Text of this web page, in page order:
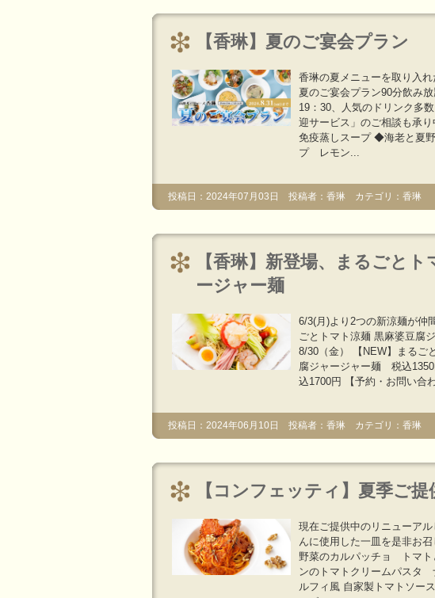
【香琳】夏のご宴会プラン
香琳の夏メニューを取り入
夏のご宴会プラン90分飲み
19：30、人気のドリンク多
迎サービス」のご相談も承
免疫蒸しスープ ◆海老と夏
プ レモン...
投稿日：2024年07月03日 投稿者：香琳 カテゴリ：香琳
【香琳】新登場、まるごと
ージャー麺
6/3(月)より2つの新涼麺が仲
ごとトマト涼麺 黒麻婆豆腐
8/30（金） 【NEW】まる
腐ジャージャー麺 税込
込1700円 【予約・お問い合
投稿日：2024年06月10日 投稿者：香琳 カテゴリ：香琳
【コンフェッティ】夏季ご
現在ご提供中のリニューア
んに使用した一皿を是非お
野菜のカルパッチョ トマト
ンのトマトクリームパスタ
ルフィ風 自家製トマトソー